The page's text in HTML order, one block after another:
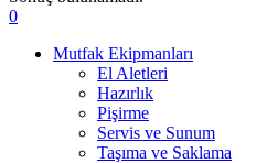
0
Mutfak Ekipmanları
El Aletleri
Hazırlık
Pişirme
Servis ve Sunum
Taşıma ve Saklama